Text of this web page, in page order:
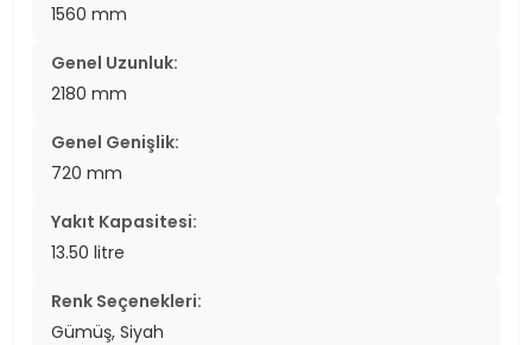
1560 mm
Genel Uzunluk:
2180 mm
Genel Genişlik:
720 mm
Yakıt Kapasitesi:
13.50 litre
Renk Seçenekleri:
Gümüş, Siyah